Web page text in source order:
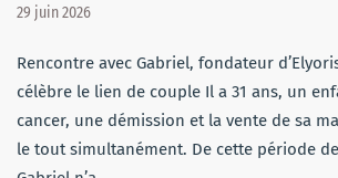
29 juin 2026
Rencontre avec Gabriel, fondateur
célèbre le lien de couple Il a 31 ans, un
cancer, une démission et la vente de sa
le tout simultanément. De cette période